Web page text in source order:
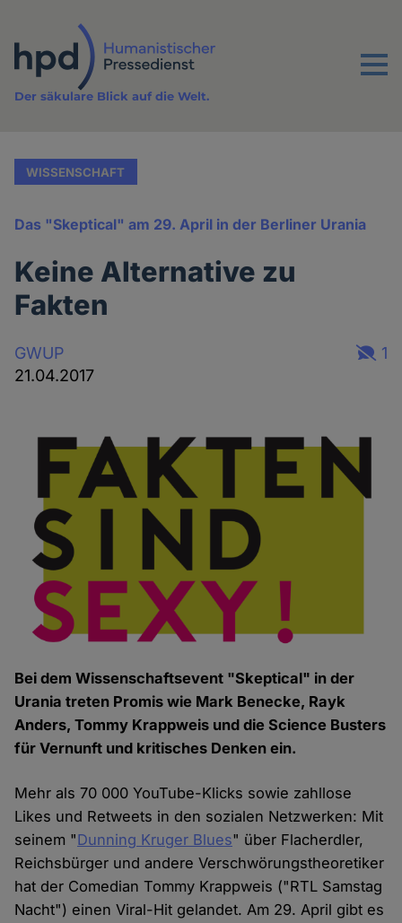
Inhalt
Menu
Der säkulare Blick auf die Welt.
WISSENSCHAFT
Das "Skeptical" am 29. April in der Berliner Urania
Keine Alternative zu
Fakten
GWUP
21.04.2017
1
Bei dem Wissenschaftsevent "Skeptical" in der
Urania treten Promis wie Mark Benecke, Rayk
Anders, Tommy Krappweis und die Science Busters
für Vernunft und kritisches Denken ein.
Mehr als 70 000 YouTube-Klicks sowie zahllose
Likes und Retweets in den sozialen Netzwerken: Mit
seinem "Dunning Kruger Blues" über Flacherdler,
Reichsbürger und andere Verschwörungstheoretiker
hat der Comedian Tommy Krappweis ("RTL Samstag
Nacht") einen Viral-Hit gelandet. Am 29. April gibt es